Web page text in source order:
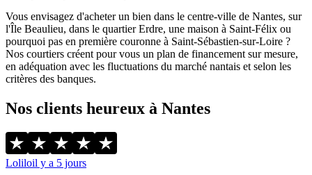
Vous envisagez d'acheter un bien dans le centre-ville de Nantes, sur
l'Île Beaulieu, dans le quartier Erdre, une maison à Saint-Félix ou
pourquoi pas en première couronne à Saint-Sébastien-sur-Loire ?
Nos courtiers créent pour vous un plan de financement sur mesure,
en adéquation avec les fluctuations du marché nantais et selon les
critères des banques.
Nos clients heureux à Nantes
Loliloil y a 5 jours